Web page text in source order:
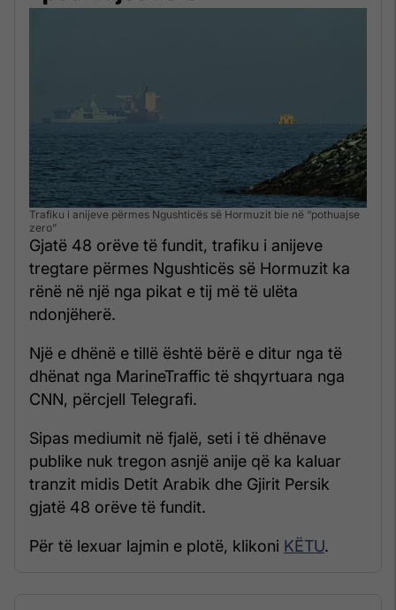
Trafiku i anijeve përmes Ngushticës së Hormuzit bie në “pothuajse
zero”
Gjatë 48 orëve të fundit, trafiku i anijeve
tregtare përmes Ngushticës së Hormuzit ka
rënë në një nga pikat e tij më të ulëta
ndonjëherë.
Një e dhënë e tillë është bërë e ditur nga të
dhënat nga MarineTraffic të shqyrtuara nga
CNN, përcjell Telegrafi.
Sipas mediumit në fjalë, seti i të dhënave
publike nuk tregon asnjë anije që ka kaluar
tranzit midis Detit Arabik dhe Gjirit Persik
gjatë 48 orëve të fundit.
Për të lexuar lajmin e plotë, klikoni KËTU.